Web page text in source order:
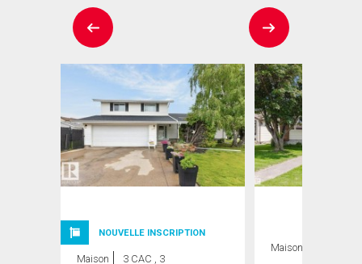
NOUVELLE INSCRIPTION
Maison
3 CAC , 3
Maison